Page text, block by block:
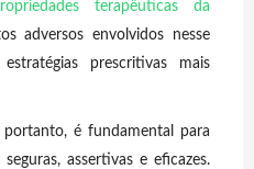
terapêuticas da
adversos envolvidos nesse
prescritivas mais
é fundamental para
assertivas e eficazes.